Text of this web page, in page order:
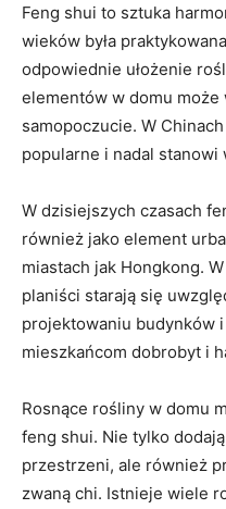
Feng shui ‌to ​sztuka
‌wieków była
odpowiednie ⁤ułożenie
elementów​ w domu może
samopoczucie. W‌
popularne i nadal stanowi
W dzisiejszych czasach​
również⁤ jako element
miastach jak Hongkong.‍
planiści starają się
projektowaniu budynków
mieszkańcom dobrobyt i
Rosnące ‍rośliny ​w domu
feng⁢ shui. Nie tylko
przestrzeni, ale również
zwaną chi. Istnieje wiele